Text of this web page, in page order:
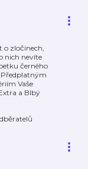
o zločinech,
nich nevíte
černého
Vaše
a Blbý